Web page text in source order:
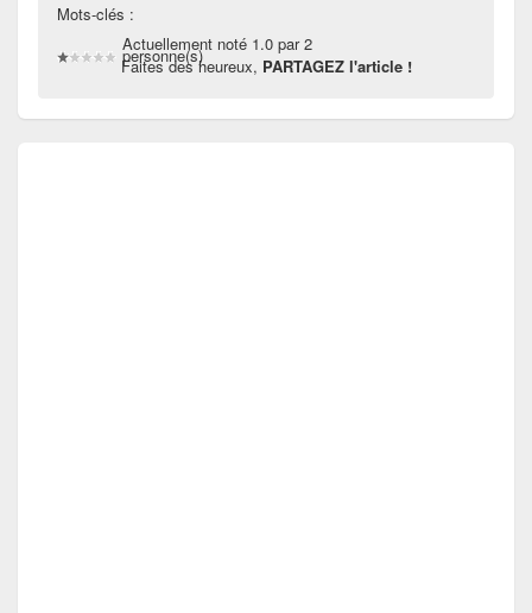
Mots-clés :
Actuellement noté 1.0 par 2
personne(s)
Faites des heureux, PARTAGEZ l'article !